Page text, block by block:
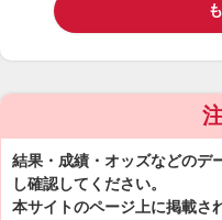
結果・成績・オッズなどのデ
し確認してください。
本サイトのページ上に掲載さ